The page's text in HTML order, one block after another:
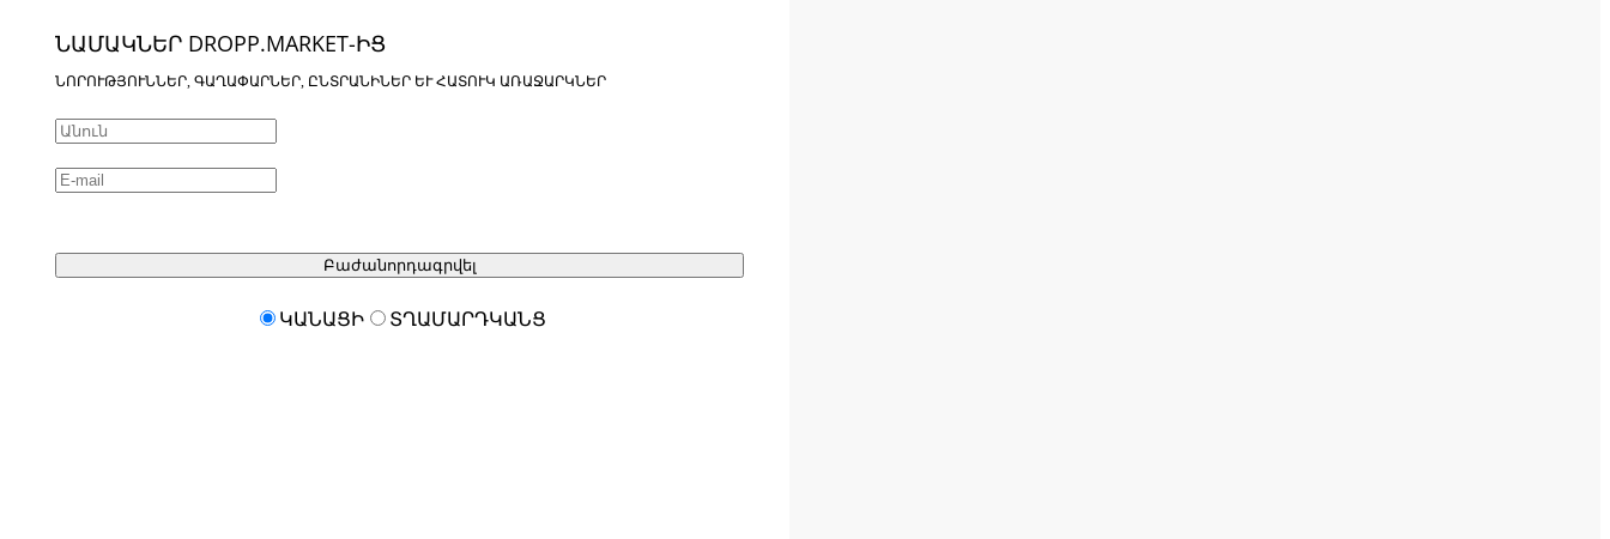
ՆԱՄԱԿՆԵՐ DROPP.MARKET-ԻՑ
ՆՈՐՈՒԹՅՈՒՆՆԵՐ, ԳԱՂԱՓԱՐՆԵՐ, ԸՆՏՐԱՆԻՆԵՐ ԵՒ ՀԱՏՈՒԿ ԱՌԱՋԱՐԿՆԵՐ
Բաժանորդագրվել
ԿԱՆԱՑԻ ՏՂԱՄԱՐԴԿԱՆՑ